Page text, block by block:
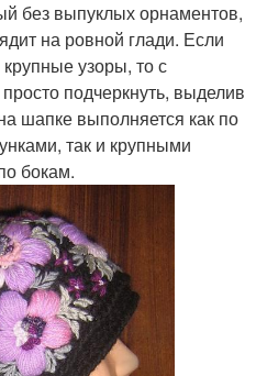
без выпуклых орнаментов,
на ровной глади. Если
узоры, то с
подчеркнуть, выделив
шапке выполняется как по
так и крупными
бокам.